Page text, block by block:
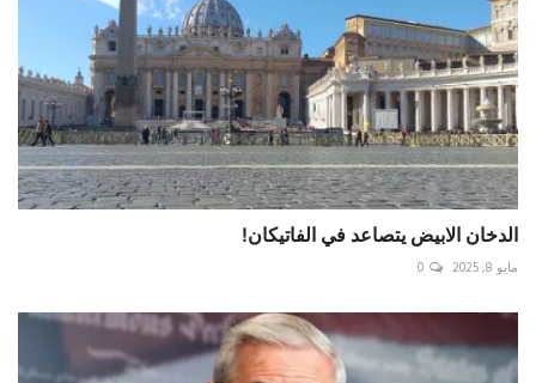
الدخان الابيض يتصاعد في الفاتيكان!
مايو 8, 2025 0